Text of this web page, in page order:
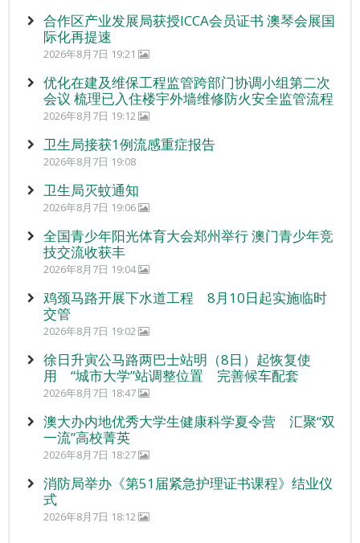
合作区产业发展局获授ICCA会员证书 澳琴会展国
际化再提速
2026年8月7日 19:21
优化在建及维保工程监管跨部门协调小组第二次
会议 梳理已入住楼宇外墙维修防火安全监管流程
2026年8月7日 19:12
卫生局接获1例流感重症报告
2026年8月7日 19:08
卫生局灭蚊通知
2026年8月7日 19:06
全国青少年阳光体育大会郑州举行 澳门青少年竞
技交流收获丰
2026年8月7日 19:04
鸡颈马路开展下水道工程 8月10日起实施临时
交管
2026年8月7日 19:02
徐日升寅公马路两巴士站明（8日）起恢复使
用 “城市大学”站调整位置 完善候车配套
2026年8月7日 18:47
澳大办内地优秀大学生健康科学夏令营 汇聚“双
一流”高校菁英
2026年8月7日 18:27
消防局举办《第51届紧急护理证书课程》结业仪
式
2026年8月7日 18:12